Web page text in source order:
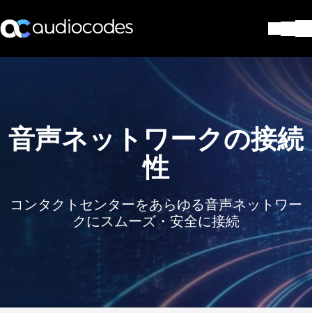
サポートセンター
会社
お問い合わせ
Stay in the loop
配布リストに参加する
音声ネットワークの接続
性
コンタクトセンターをあらゆる音声ネットワー
クにスムーズ・安全に接続